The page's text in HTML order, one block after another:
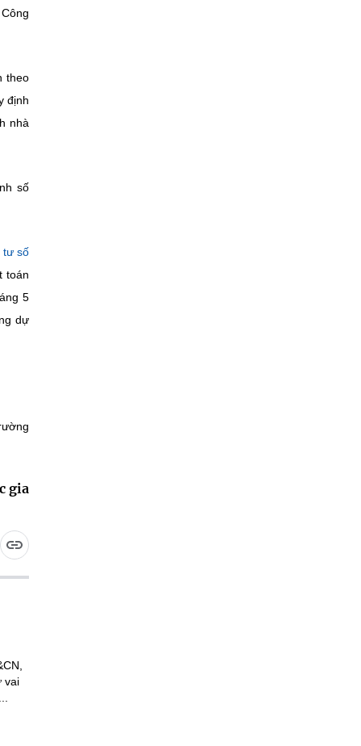
theo
định
nhà
số
tư số
toán
5
dự
gia
vai